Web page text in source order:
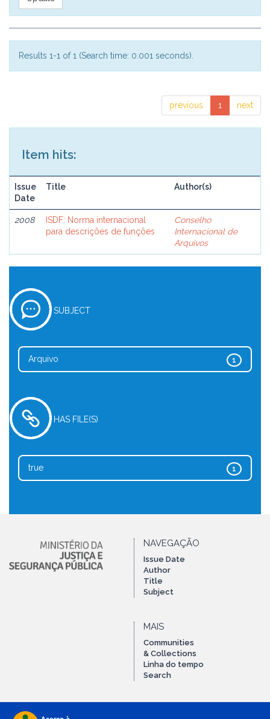
Results 1-1 of 1 (Search time: 0.001 seconds).
previous 1 next
Item hits:
Issue
Date
Title Author(s)
2008
ISDF: Norma internacional
para descrições de funções
Conselho
Internacional de
Arquivos
SUBJECT
1
Arquivo
HAS FILE(S)
1
true
NAVEGAÇÃO
Issue Date
Author
Title
Subject
MAIS
Communities
& Collections
Linha do tempo
Search